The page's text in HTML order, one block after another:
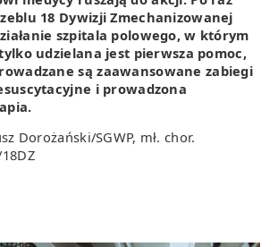
18 Dywizji Zmechanizowanej
szpitala polowego, w którym
udzielana jest pierwsza pomoc,
są zaawansowane zabiegi
i prowadzona
Dorożański/SGWP, mł. chor.